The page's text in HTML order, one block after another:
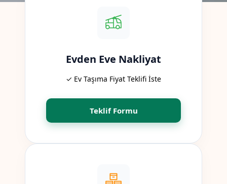
Evden Eve Nakliyat
✓ Ev Taşıma Fiyat Teklifi İste
Teklif Formu